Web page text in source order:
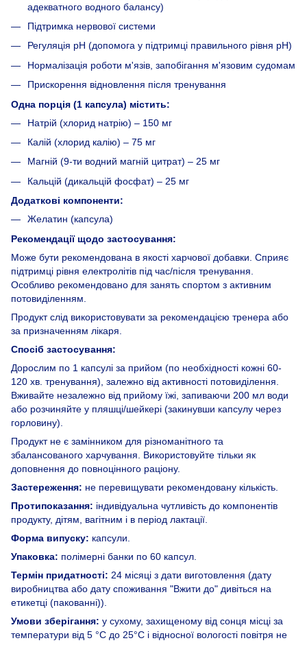
адекватного водного балансу)
Підтримка нервової системи
Регуляція рН (допомога у підтримці правильного рівня рН)
Нормалізація роботи м'язів, запобігання м'язовим судомам
Прискорення відновлення після тренування
Одна порція (1 капсула) містить:
Натрій (хлорид натрію) – 150 мг
Калій (хлорид калію) – 75 мг
Магній (9-ти водний магній цитрат) – 25 мг
Кальцій (дикальцій фосфат) – 25 мг
Додаткові компоненти:
Желатин (капсула)
Рекомендації щодо застосування:
Може бути рекомендована в якості харчової добавки. Сприяє
підтримці рівня електролітів під час/після тренування.
Особливо рекомендовано для занять спортом з активним
потовиділенням.
Продукт слід використовувати за рекомендацією тренера або
за призначенням лікаря.
Спосіб застосування:
Дорослим по 1 капсулі за прийом (по необхідності кожні 60-
120 хв. тренування), залежно від активності потовиділення.
Вживайте незалежно від прийому їжі, запиваючи 200 мл води
або розчиняйте у пляшці/шейкері (закинувши капсулу через
горловину).
Продукт не є замінником для різноманітного та
збалансованого харчування. Використовуйте тільки як
доповнення до повноцінного раціону.
Застереження: не перевищувати рекомендовану кількість.
Протипоказання: індивідуальна чутливість до компонентів
продукту, дітям, вагітним і в період лактації.
Форма випуску: капсули.
Упаковка: полімерні банки по 60 капсул.
Термін придатності: 24 місяці з дати виготовлення (дату
виробництва або дату споживання "Вжити до" дивіться на
етикетці (пакованні)).
Умови зберігання: у сухому, захищеному від сонця місці за
температури від 5 °C до 25°C і відносної вологості повітря не